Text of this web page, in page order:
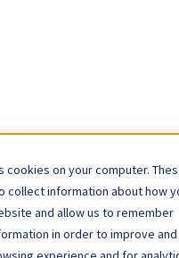
cookies on your computer.
collect information about how
and allow us to remember
in order to improve and
og